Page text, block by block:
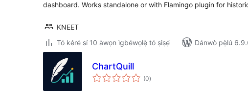
dashboard. Works standalone or with Flamingo plugin for
KNEET
Tó kéré sí 10 àwọn ìgbéwọlẹ̀ tó ṣiṣẹ́
Dánwò pẹ̀lú
ChartQuill
(0àpapọ̀
àwọn
)